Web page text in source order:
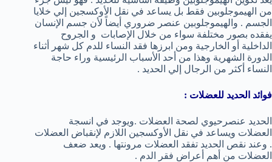
من الهيموجلوبين فقط بل يساعد في نقل الأوكسجين إلي خلايا
الجسم . والهيموجلوبين عنصر ضروري أيضاً لأن جسم الإنسان
يفقده بصور مختلفة سواء من خلال الإصابات و الجروح
الداخلية أو الخارجية ومن ابرزها فقد النساء للدم كل شهر أثناء
الدورة الشهرية وهذا من أحد الأسباب الرئيسية وراء حاجة
النساء أكثر من الرجال إلي الحديد .
فوائد الحديد للعضلات :
الحديد عنصرحيوي لصحة العضلات .ويوجد في انسجة
العضلات ويساعد في نقل الأوكسجين اللازم لإنقباض العضلات
. وعند نقص الحديد تفقد العضلات مرونتها . ويعد ضعف
العضلات من أهم أعراض فقر الدم .